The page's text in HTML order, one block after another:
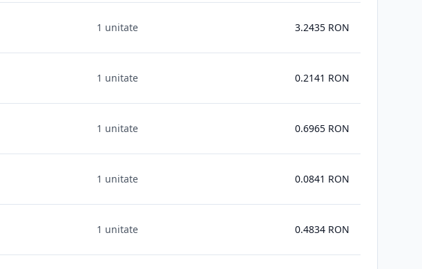
1 unitate 3.2435 RON
1 unitate 0.2141 RON
1 unitate 0.6965 RON
1 unitate 0.0841 RON
1 unitate 0.4834 RON